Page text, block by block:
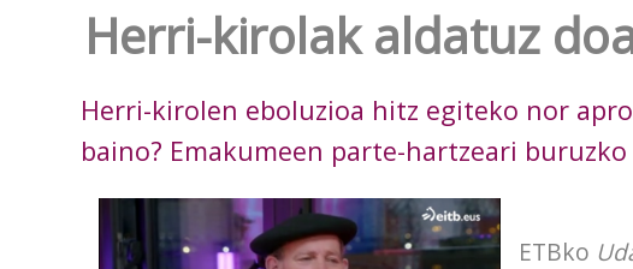
Herri-kirolak aldatuz
Herri-kirolen eboluzioa hitz egiteko nor
baino? Emakumeen parte-hartzeari
ETBko